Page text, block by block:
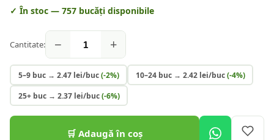
✓ În stoc — 757 bucăți disponibile
Cantitate: − +
5–9 buc→ 2.47lei/buc(-2%) 10–24 buc→ 2.42lei/buc(-4%)
25+ buc→ 2.37lei/buc(-6%)
🛒 Adaugă în coș